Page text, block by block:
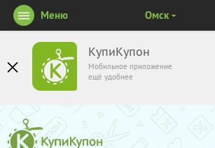
КупиКупон
Мобильное приложение
ещё удобнее
Меню Омск